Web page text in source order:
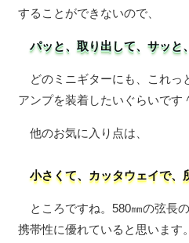
することができないので、
パッと、取り出して、サッと
どのミニギターにも、これっ
アンプを装着したいぐらいです
他のお気に入り点は、
小さくて、カッタウェイで、
ところですね。580㎜の弦長
携帯性に優れていると思います。